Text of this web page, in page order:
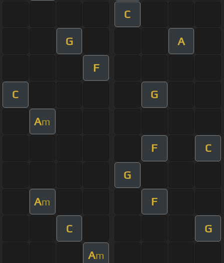
C
G A
F
C G
Am
F C
G
Am F
C G
Am